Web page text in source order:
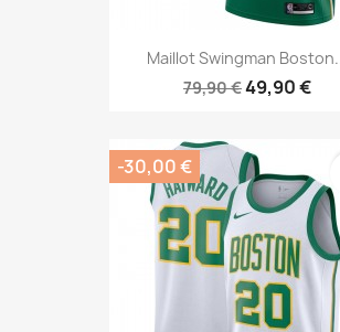
Maillot Swingman
79,90 €49,90 €
-30,00 €